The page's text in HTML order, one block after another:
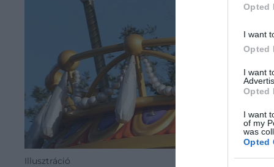
Opted
I want
Opted
I want
Opted
I want
of my
was
Opted
Illusztráció